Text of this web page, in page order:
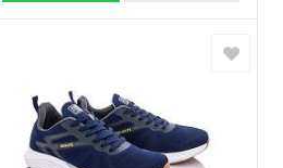
искусственный
Материал
внутри:
текстиль
Подошва : Пвх